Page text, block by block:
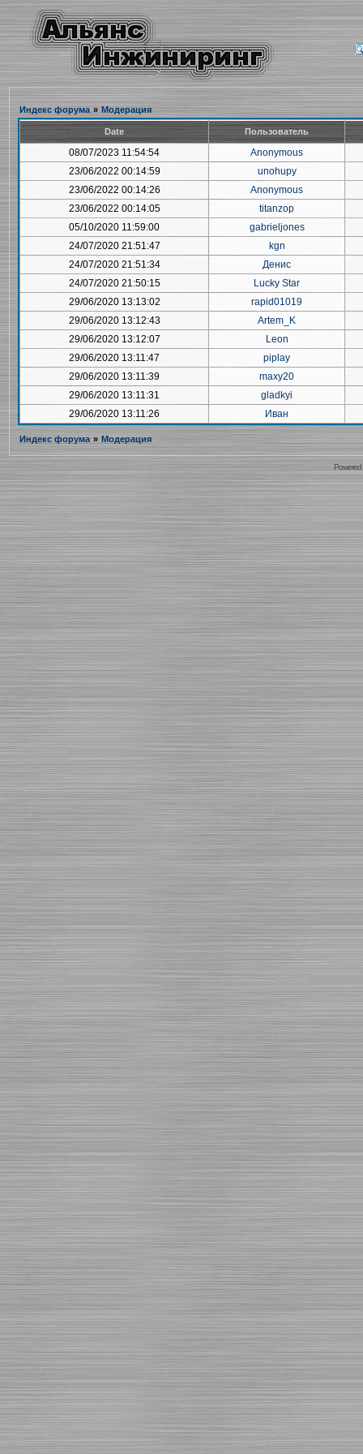
Индекс форума » Модерация
Date Пользователь
08/07/2023 11:54:54
Anonymous
23/06/2022 00:14:59
unohupy
23/06/2022 00:14:26
Anonymous
23/06/2022 00:14:05
titanzop
05/10/2020 11:59:00
gabrieljones
24/07/2020 21:51:47
kgn
24/07/2020 21:51:34
Денис
24/07/2020 21:50:15
Lucky Star
29/06/2020 13:13:02
rapid01019
29/06/2020 13:12:43
Artem_K
29/06/2020 13:12:07
Leon
29/06/2020 13:11:47
piplay
29/06/2020 13:11:39
maxy20
29/06/2020 13:11:31
gladkyi
29/06/2020 13:11:26
Иван
Индекс форума » Модерация